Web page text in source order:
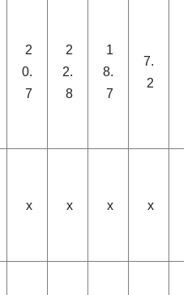
2
0.
7
2
2.
8
1
8.
7
7.
2
x x x x